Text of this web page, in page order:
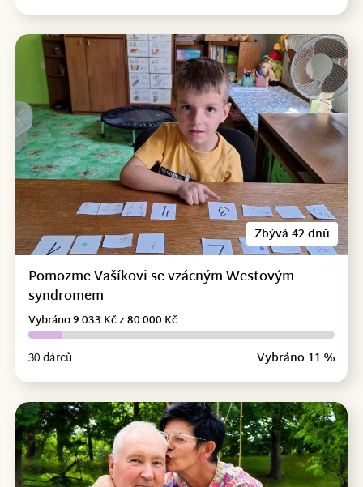
Zbývá 42 dnů
Pomozme Vašíkovi se vzácným Westovým
syndromem
30 dárců Vybráno 11 %
Vybráno 9 033 Kč z 80 000 Kč